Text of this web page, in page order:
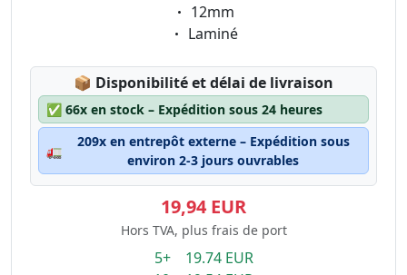
Eigenschaft:
12mm
Eigenschaft:
Laminé
📦 Lagerstatus:
Disponibilité et délai de livraison
✅ 66x en stock – Expédition sous 24 heures
🚛
209x en entrepôt externe – Expédition sous
environ 2-3 jours ouvrables
19,94 EUR
Hors TVA, plus frais de port
5+ 19.74 EUR